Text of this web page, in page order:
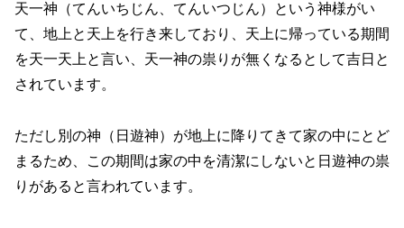
天一神（てんいちじん、てんいつじん）という神様がい
て、地上と天上を行き来しており、天上に帰っている期間
を天一天上と言い、天一神の祟りが無くなるとして吉日と
されています。
ただし別の神（日遊神）が地上に降りてきて家の中にとど
まるため、この期間は家の中を清潔にしないと日遊神の祟
りがあると言われています。